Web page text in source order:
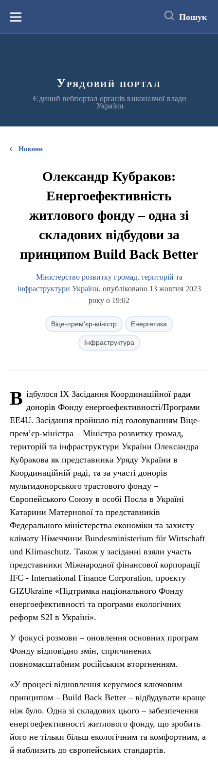
вмістуМеню Пошук
Урядовий портал
Єдиний вебпортал органів виконавчої влади
України
Новини
Олександр Кубраков:
Енергоефективність
житлового фонду – одна зі
складових відбудови за
принципом Build Back Better
Міністерство розвитку громад, територій та
інфраструктури України, опубліковано 13 жовтня 2023
року о 19:02
Віце-прем'єр-міністр Енергетика
Інфраструктура
В ідбулося IX Засідання Координаційної ради
донорів Фонду енергоефективності/Програми
EE4U. Засідання пройшло під головуванням Віце-
прем’єр-міністра – Міністра розвитку громад,
територій та інфраструктури України Олександра
Кубракова як представника Уряду України в
Координаційній раді, та за участі донорів
мультидонорського трастового фонду –
Європейського Союзу в особі Посла в Україні
Катарини Матернової та представників
Федерального міністерства економіки та захисту
клімату Німеччини Bundesministerium für Wirtschaft
und Klimaschutz. Також у засіданні взяли участь
представники Міжнародної фінансової корпорації
IFC - International Finance Corporation, проєкту
GIZUkraine «Підтримка національного Фонду
енергоефективності та програми екологічних
реформ S2I в Україні».
У фокусі розмови – оновлення основних програм
Фонду відповідно змін, спричинених
повномасштабним російським вторгненням.
«У процесі відновлення керуємося ключовим
принципом – Build Back Better – відбудувати краще
ніж було. Одна зі складових цього – забезпечення
енергоефективності житлового фонду, що зробить
його не тільки більш екологічним та комфортним, а
й наблизить до європейських стандартів.